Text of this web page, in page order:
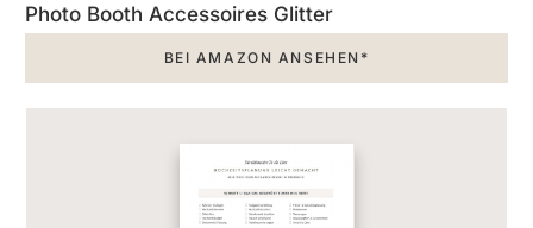
Photo Booth Accessoires Glitter
BEI AMAZON ANSEHEN*